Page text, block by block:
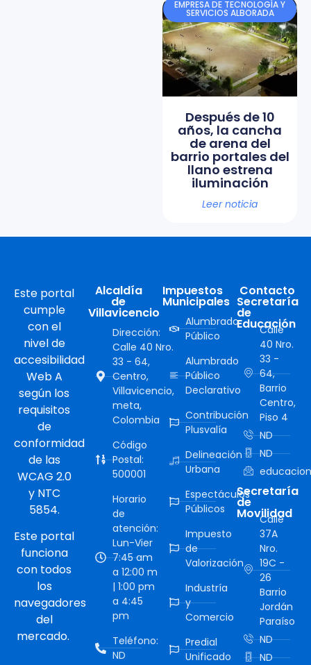
EMPRESA DE TECNOLOGÍA Y
SERVICIOS ALBORADA
Después de 10
años, la cancha
de arena del
barrio portales del
llano estrena
iluminación
Leer noticia
Este portal
cumple
con el
nivel de
accesibilidad
Web A
según los
requisitos
de
conformidad
de las
WCAG 2.0
y NTC
5854.
Este portal
funciona
con todos
los
navegadores
del
mercado.
Alcaldía
de
Villavicencio
Dirección:
Calle 40 Nro.
33 - 64,
Centro,
Villavicencio,
meta,
Colombia
Código
Postal:
500001
Horario
de
atención:
Lun-Vier
7:45 am
a 12:00 m
| 1:00 pm
a 4:45
pm
Teléfono:
ND
Impuestos
Municipales
Alumbrado
Público
Alumbrado
Público
Declarativo
Contribución
Plusvalía
Delineación
Urbana
Espectáculos
Públicos
Impuesto
de
Valorización
Industría
y
Comercio
Predial
Unificado
Contacto
Secretaría
de
Educación
Calle
40 Nro.
33 -
64,
Barrio
Centro,
Piso 4
ND
ND
Secretaría
de
Movilidad
Calle
37A
Nro.
19C -
26
Barrio
Jordán
Paraíso
ND
ND